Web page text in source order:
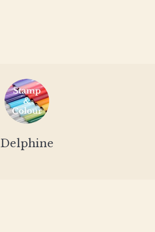
Delphine